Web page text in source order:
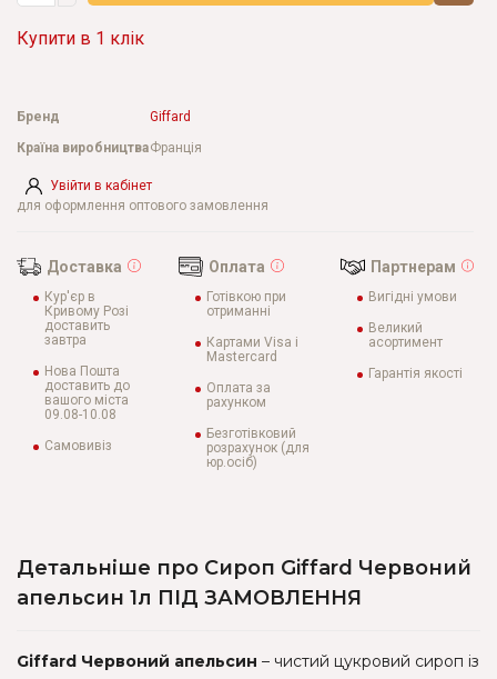
Купити в 1 клік
Увійти в кабінет
для оформлення оптового замовлення
Бренд
Giffard
Країна виробництваФранція
Доставка
Кур'єр в
Кривому Розі
доставить
завтра
Нова Пошта
доставить до
вашого міста
09.08-10.08
Самовивіз
Оплата
Готівкою при
отриманні
Картами Visa і
Mastercard
Оплата за
рахунком
Безготівковий
розрахунок (для
юр.осіб)
Партнерам
Вигідні умови
Великий
асортимент
Гарантія якості
Детальніше про Сироп Giffard Червоний
апельсин 1л ПІД ЗАМОВЛЕННЯ
Giffard Червоний апельсин – чистий цукровий сироп із